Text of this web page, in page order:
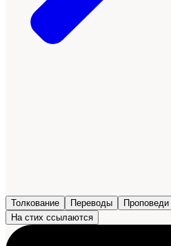
Толкование Переводы Проповеди
На стих ссылаются